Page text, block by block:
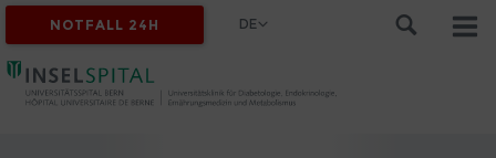
NOTFALL 24H DE